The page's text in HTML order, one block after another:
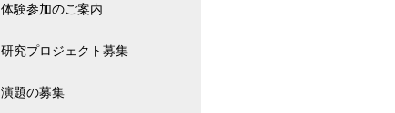
体験参加のご案内
一般の方
学校関係の方
研究プロジェクト募集
演題の募集